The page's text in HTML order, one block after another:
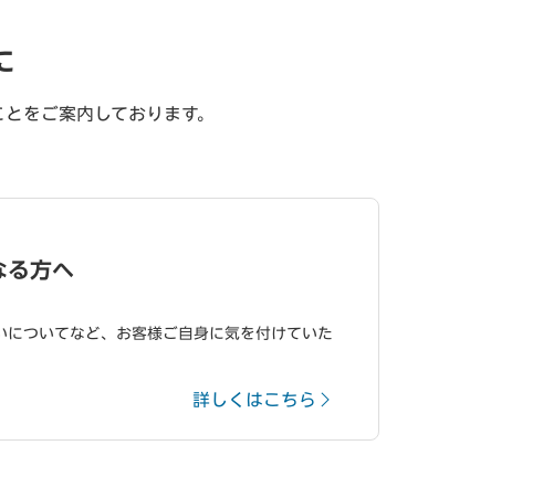
をご案内しております。
る方へ
ついてなど、お客様ご自身に気を付けていた
詳しくはこちら